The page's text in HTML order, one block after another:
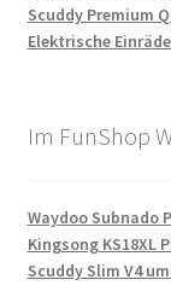
Scuddy Premium
Elektrische
Im FunShop
Waydoo Subnado
Kingsong KS18XL
Scuddy Slim V4